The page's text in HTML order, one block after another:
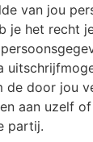
van jou
je het recht
de door jou
aan uzelf
partij.